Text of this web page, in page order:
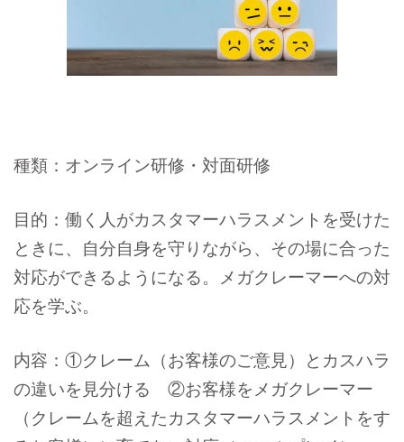
種類：オンライン研修・対面研修
目的：働く人がカスタマーハラスメントを受けた
ときに、自分自身を守りながら、その場に合った
対応ができるようになる。メガクレーマーへの対
応を学ぶ。
内容：①クレーム（お客様のご意見）とカスハラ
の違いを見分ける ②お客様をメガクレーマー
（クレームを超えたカスタマーハラスメントをす